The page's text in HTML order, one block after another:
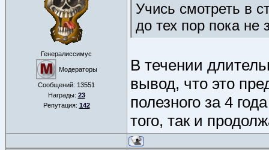
Генералиссимус
Модераторы
Сообщений: 13551
Награды: 23
Репутация: 142
Учись смотреть в
до тех пор пока не
В течении
вывод, что это
полезного за 4
того, так и